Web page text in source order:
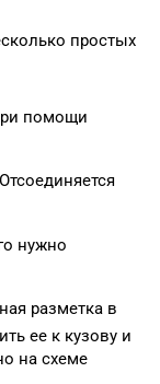
простых
помощи
нужно
разметка в
ее к кузову и
на схеме